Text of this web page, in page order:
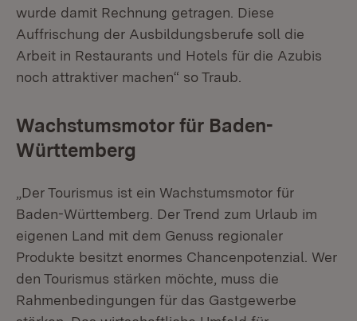
wurde damit Rechnung getragen. Diese
Auffrischung der Ausbildungsberufe soll die
Arbeit in Restaurants und Hotels für die Azubis
noch attraktiver machen“ so Traub.
Wachstumsmotor für Baden-
Württemberg
„Der Tourismus ist ein Wachstumsmotor für
Baden-Württemberg. Der Trend zum Urlaub im
eigenen Land mit dem Genuss regionaler
Produkte besitzt enormes Chancenpotenzial. Wer
den Tourismus stärken möchte, muss die
Rahmenbedingungen für das Gastgewerbe